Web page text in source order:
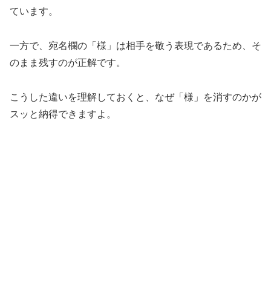
ています。
一方で、宛名欄の「様」は相手を敬う表現であるため、そ
のまま残すのが正解です。
こうした違いを理解しておくと、なぜ「様」を消すのかが
スッと納得できますよ。